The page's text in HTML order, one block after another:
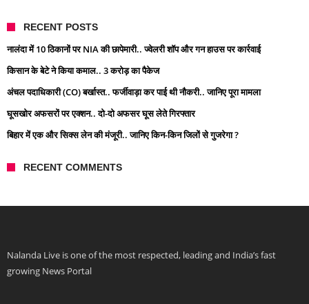
RECENT POSTS
नालंदा में 10 ठिकानों पर NIA की छापेमारी.. ज्वेलरी शॉप और गन हाउस पर कार्रवाई
किसान के बेटे ने किया कमाल.. 3 करोड़ का पैकेज
अंचल पदाधिकारी (CO) बर्खास्त.. फर्जीवाड़ा कर पाई थी नौकरी.. जानिए पूरा मामला
घूसखोर अफसरों पर एक्शन.. दो-दो अफसर घूस लेते गिरफ्तार
बिहार में एक और सिक्स लेन की मंजूरी.. जानिए किन-किन जिलों से गुजरेगा ?
RECENT COMMENTS
Nalanda Live is one of the most respected, leading and India’s fast
growing News Portal